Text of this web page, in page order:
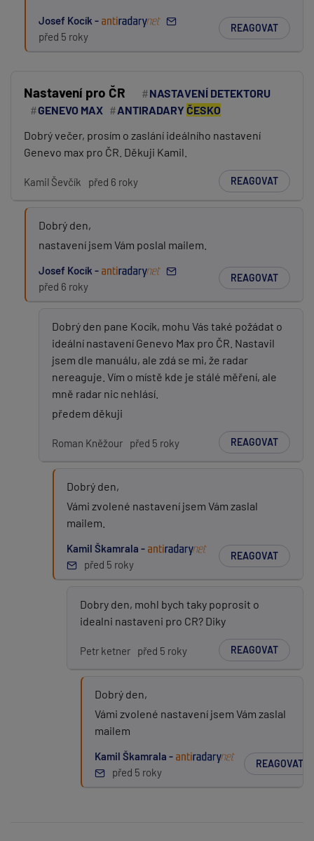
Josef Kocík -
před 5 roky
REAGOVAT
Nastavení pro ČR
NASTAVENÍ DETEKTORU
GENEVO MAX
ANTIRADARYČESKO
Dobrý večer, prosím o zaslání ideálního nastavení
Genevo max pro ČR. Děkuji Kamil.
Kamil Ševčík před 6 roky REAGOVAT
Dobrý den,
nastavení jsem Vám poslal mailem.
Josef Kocík -
před 6 roky
REAGOVAT
Dobrý den pane Kocík, mohu Vás také požádat o
ideální nastavení Genevo Max pro ČR. Nastavil
jsem dle manuálu, ale zdá se mi, že radar
nereaguje. Vím o místě kde je stálé měření, ale
mně radar nic nehlásí.
předem děkuji
Roman Kněžour před 5 roky REAGOVAT
Dobrý den,
Vámi zvolené nastavení jsem Vám zaslal
mailem.
Kamil Škamrala -
před 5 roky
REAGOVAT
Dobry den, mohl bych taky poprosit o
idealni nastaveni pro CR? Diky
Petr ketner před 5 roky REAGOVAT
Dobrý den,
Vámi zvolené nastavení jsem Vám zaslal
mailem
Kamil Škamrala -
před 5 roky
REAGOVAT